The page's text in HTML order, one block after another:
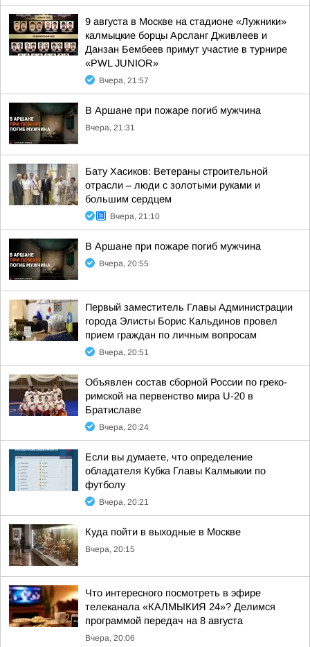
9 августа в Москве на стадионе «Лужники»
калмыцкие борцы Арсланг Дживлеев и
Данзан Бембеев примут участие в турнире
«PWL JUNIOR»
Вчера, 21:57
В Аршане при пожаре погиб мужчина
Вчера, 21:31
Бату Хасиков: Ветераны строительной
отрасли – люди с золотыми руками и
большим сердцем
Вчера, 21:10
В Аршане при пожаре погиб мужчина
Вчера, 20:55
Первый заместитель Главы Администрации
города Элисты Борис Кальдинов провел
прием граждан по личным вопросам
Вчера, 20:51
Объявлен состав сборной России по греко-
римской на первенство мира U-20 в
Братиславе
Вчера, 20:24
Если вы думаете, что определение
обладателя Кубка Главы Калмыкии по
футболу
Вчера, 20:21
Куда пойти в выходные в Москве
Вчера, 20:15
Что интересного посмотреть в эфире
телеканала «КАЛМЫКИЯ 24»? Делимся
программой передач на 8 августа
Вчера, 20:06